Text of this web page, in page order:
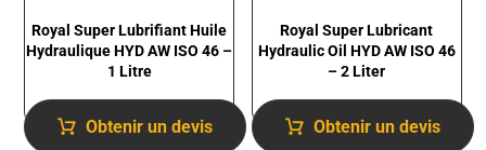
Royal Super Lubrifiant Huile
Hydraulique HYD AW ISO 46 –
1 Litre
Obtenir un devis
Royal Super Lubricant
Hydraulic Oil HYD AW ISO 46
– 2 Liter
Obtenir un devis